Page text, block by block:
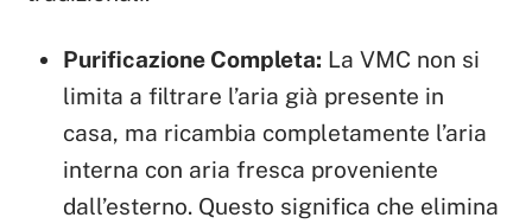
Purificazione Completa: La VMC non si
limita a filtrare l’aria già presente in
casa, ma ricambia completamente l’aria
interna con aria fresca proveniente
dall’esterno. Questo significa che elimina